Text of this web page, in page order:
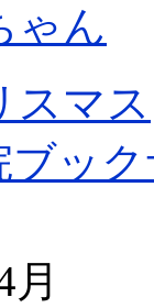
ゃん
スマス
ブッ